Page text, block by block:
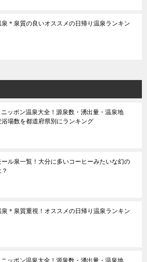
泉＊泉質の良いオススメの日帰り温泉ランキン
ニッポン温泉大全！源泉数・湧出量・温泉地
浴場数を都道府県別にランキング
ール泉一覧！大分に多いコーヒーみたいな幻の
泉＊泉質重視！オススメの日帰り温泉ランキン
ニッポン温泉大全！源泉数・湧出量・温泉地